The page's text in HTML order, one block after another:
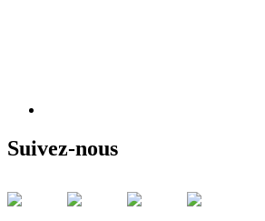
Suivez-nous